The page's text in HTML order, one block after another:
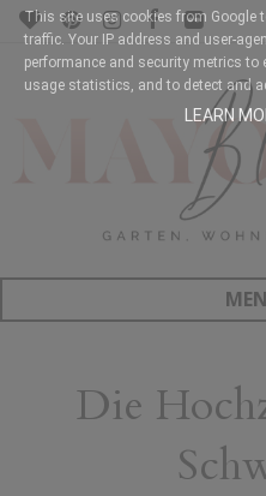
Die
This site uses cookies from Google
traffic. Your IP address and user-
performance and security metrics to
usage statistics, and to detect and
LEARN